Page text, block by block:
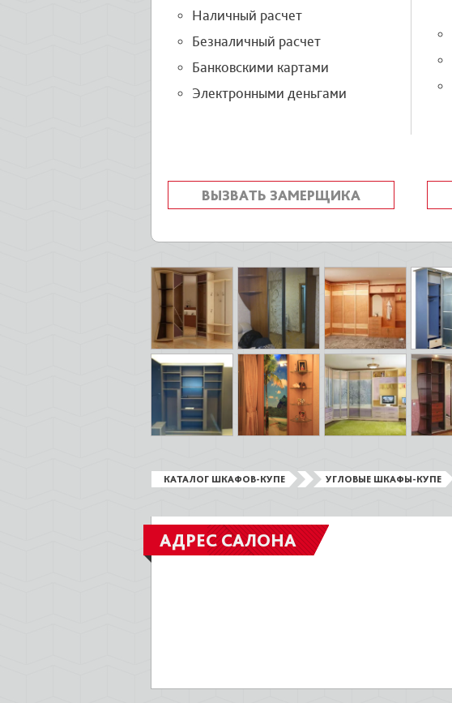
Наличный расчет
Безналичный расчет
Банковскими картами
Электронными деньгами
ВЫЗВАТЬ ЗАМЕРЩИКА
КАТАЛОГ ШКАФОВ-КУПЕ УГЛОВЫЕ ШКАФЫ-КУПЕ
АДРЕС САЛОНА